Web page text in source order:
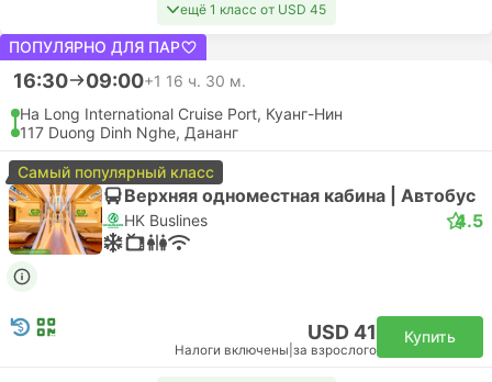
ещё 1 класс от USD 45
ПОПУЛЯРНО ДЛЯ ПАР
16:30 09:00+1 16 ч. 30 м.
Ha Long International Cruise Port, Куанг-Нин
117 Duong Dinh Nghe, Дананг
Самый популярный класс
Верхняя одноместная кабина | Автобус
HK Buslines 4.5
USD 41
Налоги включены за взрослого
Купить